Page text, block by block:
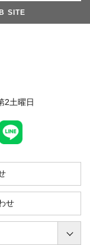
SITE
2土曜日
せ